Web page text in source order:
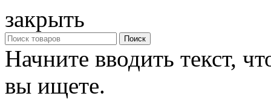
закрыть
Поиск
Начните вводить текст,
вы ищете.